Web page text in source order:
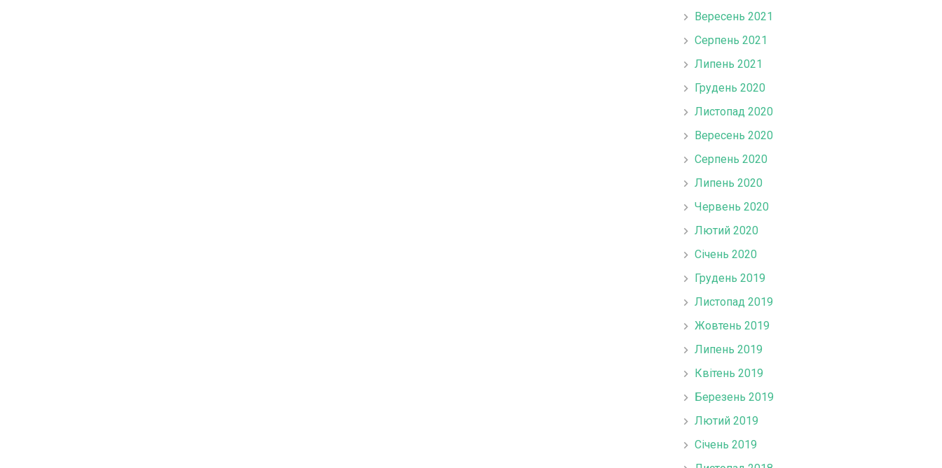
Вересень 2021
Серпень 2021
Липень 2021
Грудень 2020
Листопад 2020
Вересень 2020
Серпень 2020
Липень 2020
Червень 2020
Лютий 2020
Січень 2020
Грудень 2019
Листопад 2019
Жовтень 2019
Липень 2019
Квітень 2019
Березень 2019
Лютий 2019
Січень 2019